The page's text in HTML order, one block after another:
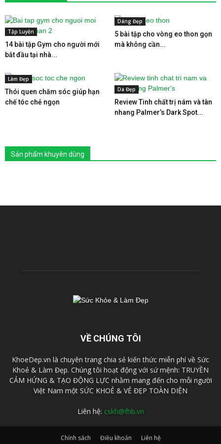
Tập Luyện
14 bài tập Gym cho người mới
bắt đầu tại nhà...
Dáng Đẹp
5 bài tập cho vòng eo thon gọn
mà không cần...
Làm Đẹp
Thói quen chăm sóc giúp hạn
chế tóc chẻ ngọn
Da Đẹp
Review Tinh chất trị nám và tàn
nhang Palmer’s Dark Spot...
Sản phẩm khuyên dùng
VỀ CHÚNG TÔI
KhoeDep.vn là chuyên trang chia sẻ kiến thức miễn phí về Sức
Khoẻ & Làm Đẹp. Chúng tôi hoạt động với sứ mệnh: TRUYỀN
CẢM HỨNG & TẠO ĐỘNG LỰC nhằm mang đến cho mỗi người
Việt Nam một SỨC KHOẺ & VẺ ĐẸP TOÀN DIỆN
Liên hệ: cskh@fhb.vn
Chính sách Điều khoản Liên hệ